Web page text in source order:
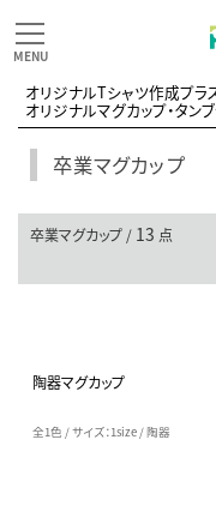
オリジナルTシャツ作成プラ
オリジナルマグカップ・タン
卒業マグカップ
卒業マグカップ / 13 点
陶器マグカップ
全1色 / サイズ：1size / 陶器